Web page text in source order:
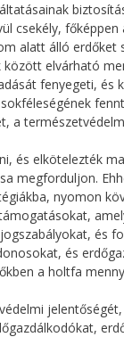
csekély,
alatt álló erdőket
elvárható
fenyegeti, és
a
és elkötelezték
megforduljon.
nyomon
és
és
a holtfa